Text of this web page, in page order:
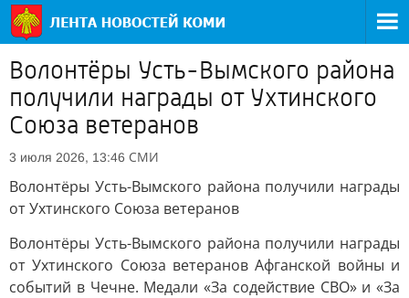
Волонтёры Усть-Вымского района
получили награды от Ухтинского
Союза ветеранов
3 июля 2026, 13:46 СМИ
Волонтёры Усть-Вымского района получили награды
от Ухтинского Союза ветеранов
Волонтёры Усть-Вымского района получили награды
от Ухтинского Союза ветеранов Афганской войны и
событий в Чечне. Медали «За содействие СВО» и «За